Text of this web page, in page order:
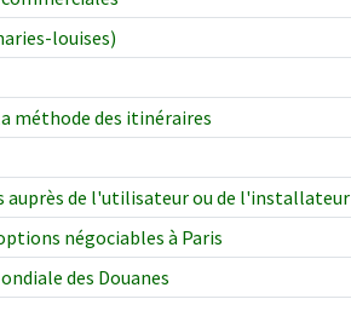
louises)
méthode des itinéraires
auprès de l'utilisateur ou de l'installateur
négociables à Paris
des Douanes